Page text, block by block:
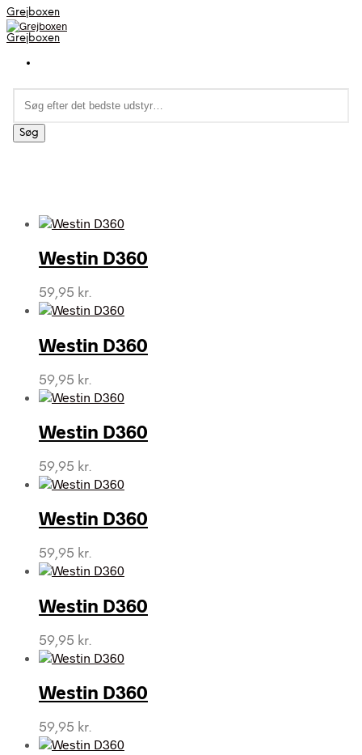
Grejboxen
Grejboxen
efter:
Søg
Westin D360
59,95 kr.
Westin D360
59,95 kr.
Westin D360
59,95 kr.
Westin D360
59,95 kr.
Westin D360
59,95 kr.
Westin D360
59,95 kr.